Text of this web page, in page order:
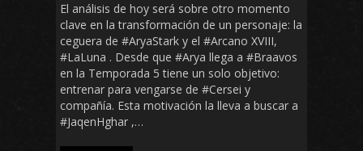
El análisis de hoy será sobre otro momento
clave en la transformación de un personaje: la
ceguera de #AryaStark y el #Arcano XVIII,
#LaLuna . Desde que #Arya llega a #Braavos
en la Temporada 5 tiene un solo objetivo:
entrenar para vengarse de #Cersei y
compañía. Esta motivación la lleva a buscar a
#JaqenHghar ,…